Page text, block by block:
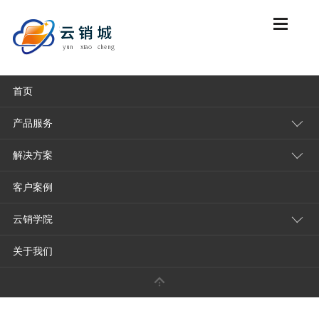
首页
产品服务
解决方案
客户案例
云销学院
关于我们
订货软件系统
云销城订货系统是一款在特定市场（尤其华南地区
品。要全面评价它，可以从其